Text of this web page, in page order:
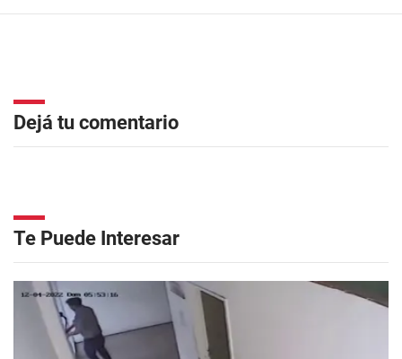
Dejá tu comentario
Te Puede Interesar